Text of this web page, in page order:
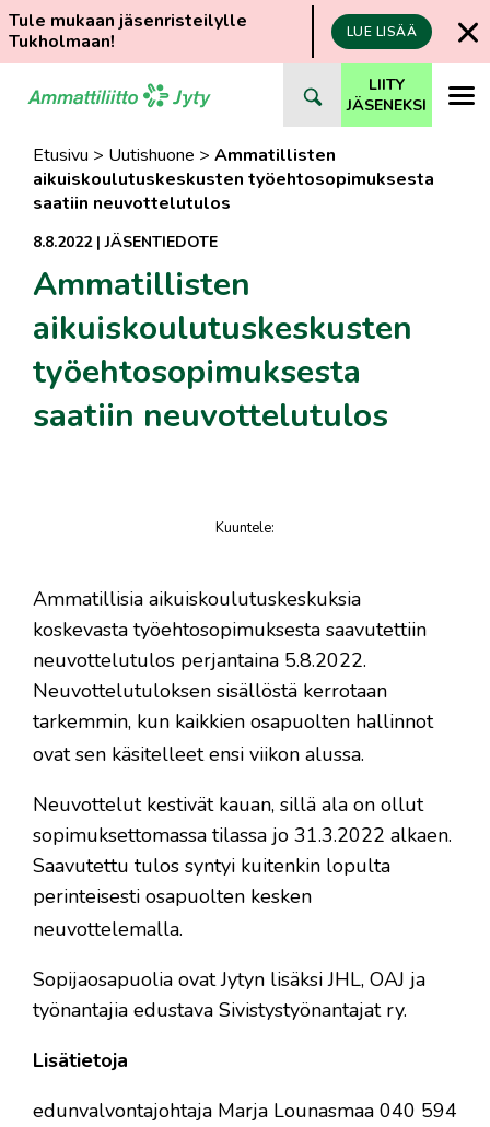
Tule mukaan jäsenristeilylle
Tukholmaan!
LUE LISÄÄ
suoraan
LIITY
JÄSENEKSI
Etusivu > Uutishuone > Ammatillisten
aikuiskoulutuskeskusten työehtosopimuksesta
saatiin neuvottelutulos
8.8.2022|JÄSENTIEDOTE
Ammatillisten
aikuiskoulutuskeskusten
työehtosopimuksesta
saatiin neuvottelutulos
Kuuntele:
Ammatillisia aikuiskoulutuskeskuksia
koskevasta työehtosopimuksesta saavutettiin
neuvottelutulos perjantaina 5.8.2022.
Neuvottelutuloksen sisällöstä kerrotaan
tarkemmin, kun kaikkien osapuolten hallinnot
ovat sen käsitelleet ensi viikon alussa.
Neuvottelut kestivät kauan, sillä ala on ollut
sopimuksettomassa tilassa jo 31.3.2022 alkaen.
Saavutettu tulos syntyi kuitenkin lopulta
perinteisesti osapuolten kesken
neuvottelemalla.
Sopijaosapuolia ovat Jytyn lisäksi JHL, OAJ ja
työnantajia edustava Sivistystyönantajat ry.
Lisätietoja
edunvalvontajohtaja Marja Lounasmaa 040 594